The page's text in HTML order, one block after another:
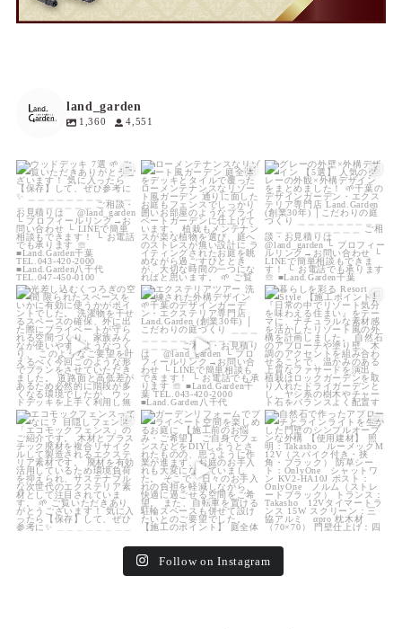
land_garden
1,360 4,551
land_garden
18 0
land_garden
19 0
land_garden
20 0
land_garden
22 0
land_garden
22 0
land_garden
25 0
land_garden
15 0
land_garden
32 0
land_garden
24 0
Follow on Instagram